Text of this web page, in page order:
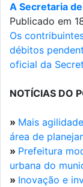
A Secretaria
Publicado em
Os
débitos
oficial da
NOTÍCIAS DO
» Mais
área de
» Prefeitura
urbana do
» Inovação e